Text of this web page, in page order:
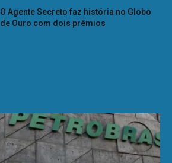
O Agente Secreto faz história no Globo
de Ouro com dois prêmios